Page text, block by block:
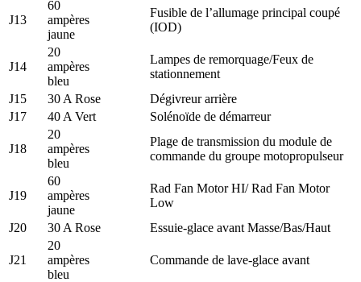
J13
60
ampères
jaune
Fusible de l’allumage principal coupé
(IOD)
J14
20
ampères
bleu
Lampes de remorquage/Feux de
stationnement
J15
30 A Rose
Dégivreur arrière
J17
40 A Vert Solénoïde de démarreur
J18
20
ampères
bleu
Plage de transmission du module de
commande du groupe motopropulseur
J19
60
ampères
jaune
Rad Fan Motor HI/ Rad Fan Motor
Low
J20
30 A Rose Essuie-glace avant Masse/Bas/Haut
J21
20
ampères
bleu
Commande de lave-glace avant